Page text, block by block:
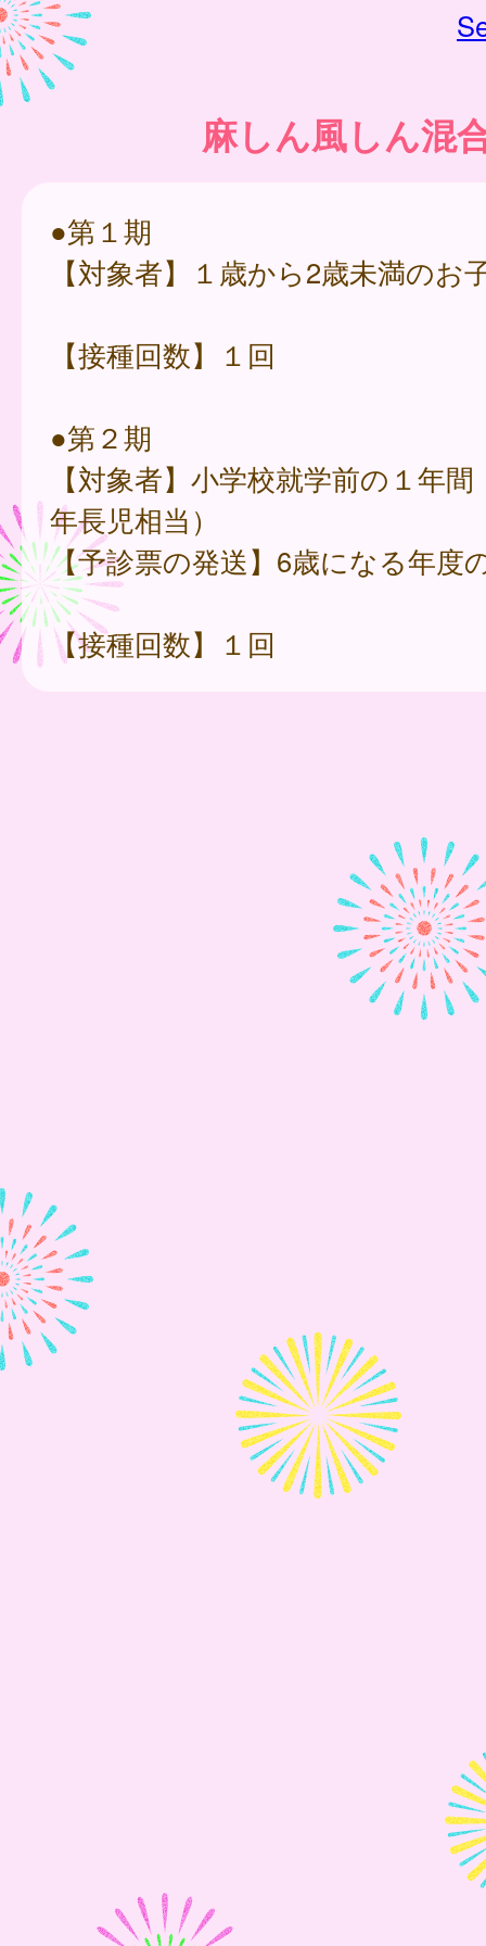
麻しん風しん混
●第１期
【対象者】１歳から2歳未満のお
【接種回数】１回
●第２期
【対象者】小学校就学前の１年
年長児相当）
【予診票の発送】6歳になる年度
【接種回数】１回